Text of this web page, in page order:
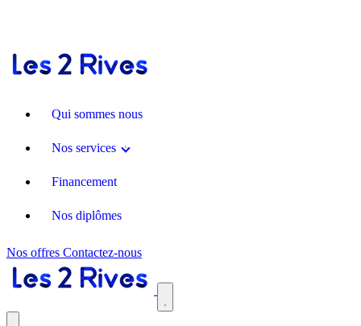
Qui sommes nous
Nos services
Financement
Nos diplômes
Nos offres Contactez-nous